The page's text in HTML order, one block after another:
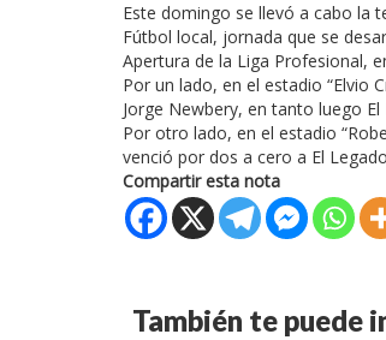
Este domingo se llevó a cabo la
Fútbol local, jornada que se
Apertura de la Liga Profesional,
Por un lado, en el estadio “Elvio
Jorge Newbery, en tanto luego
Por otro lado, en el estadio
venció por dos a cero a El
Compartir esta nota
También te puede